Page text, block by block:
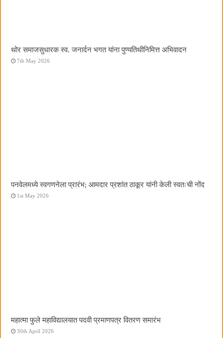
थोर समाजसुधारक स्व. जनार्दन भगत यांना पुण्यतिथीनिमित्त अभिवादन
7th May 2026
पनवेलमध्ये स्वगणनेला प्रारंभ; आमदार प्रशांत ठाकूर यांनी केली स्वतःची नोंद
1st May 2026
महात्मा फुले महाविद्यालयात पदवी प्रमाणपत्र वितरण समारंभ
30th April 2026